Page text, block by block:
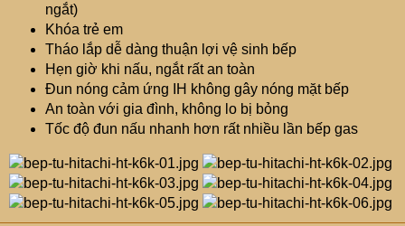
ngắt)
Khóa trẻ em
Tháo lắp dễ dàng thuận lợi vệ sinh bếp
Hẹn giờ khi nấu, ngắt rất an toàn
Đun nóng cảm ứng IH không gây nóng mặt bếp
An toàn với gia đình, không lo bị bỏng
Tốc độ đun nấu nhanh hơn rất nhiều lần bếp gas